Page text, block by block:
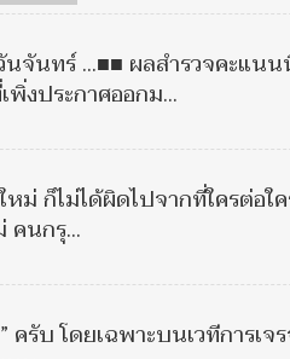
จันทร์ ...■■ ผลสำรวจคะแน
พิ่งประกาศออกม...
ม่ ก็ไม่ได้ผิดไปจากที่ใครต่อใ
คนกรุ...
ครับ โดยเฉพาะบนเวทีการเจ